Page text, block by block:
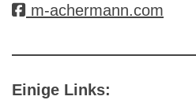
m-achermann.com
Einige Links: